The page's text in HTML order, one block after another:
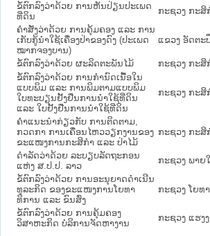
ຂໍ້ຕົກລົງວ່າດ້ວຍ ການຫັນປ່ຽນປະເພດ
ທີ່ດິນ
ກະຊວງ ກະສິ
ຄຳສັ່ງວ່າດ້ວຍ ການຄຸ້ມຄອງ ແລະ ການ
ເກັບກູ້ນຳໃຊ້ເຄື່ອງປ່າຂອງດົງ (ປະເພດ
ໝາກຈອງບານ)
ແຂວງ ອັດຕະ
ຂໍ້ຕົກລົງວ່າດ້ວຍ ຜະລິດຕະພັນໄມ້
ກະຊວງ ກະສິ
ຂໍ້ຕົກລົງວ່າດ້ວຍ ການກຳນົດເນື້ອໃນ
ແບບພິມ ແລະ ການພິມຕາມແບບພິມ
ໃບທະບຽນຢັ້ງຢືນການນຳໃຊ້ທີ່ດິນ
ແລະ ໃບຢັ້ງຢືນການນຳໃຊ້ທີ່ດິນ
ກະຊວງ ກະສິ
ຄຳແນະນຳກ່ຽວກັບ ການຕິດຕາມ,
ກວດກາ ການເຄື່ອນໄຫວວຽກງານຂອງ
ຂະແໜງການກະສິກຳ ແລະ ປ່າໄມ້
ກະຊວງ ກະສິ
ດຳລັດວ່າດ້ວຍ ລະບຽບລັດຖະກອນ
ແຫ່ງ ສ.ປ.ປ. ລາວ
ກະຊວງ ພາຍ
ຂໍ້ຕົກລົງວ່າດ້ວຍ ການອະນຸຍາດດຳເນີນ
ທຸລະກິດ ຂອງຂະແໜງການໂຍທາ
ທິການ ແລະ ຂົນສົ່ງ
ກະຊວງ ໂຍທ
ຂໍ້ຕົກລົງວ່າດ້ວຍ ການຄຸ້ມຄອງ
ວິສາຫະກິດ ບໍລິການຈັດຫາງານ
ກະຊວງ ແຮງ